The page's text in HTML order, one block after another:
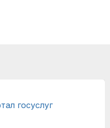
госуслуг